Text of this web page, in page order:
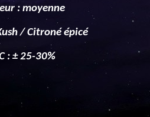
: moyenne
/ Citroné épicé
: ± 25-30%